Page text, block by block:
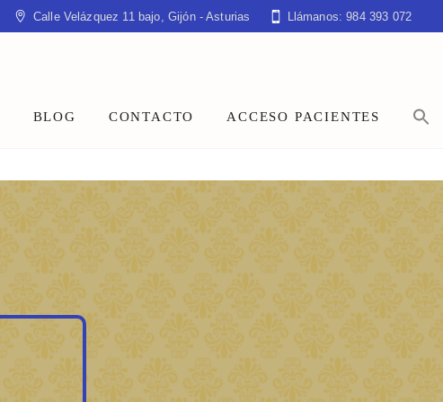
Calle Velázquez 11 bajo, Gijón - Asturias Llámanos: 984 393 072
BLOG CONTACTO ACCESO PACIENTES